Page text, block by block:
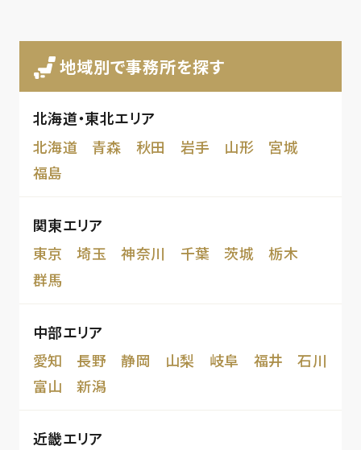
地域別で事務所を探す
北海道・東北エリア
北海道
青森 秋田 岩手 山形
宮城
福島
関東エリア
東京
埼玉 神奈川 千葉 茨城
栃木
群馬
中部エリア
愛知
長野 静岡 山梨 岐阜 福井
石川
富山
新潟
近畿エリア